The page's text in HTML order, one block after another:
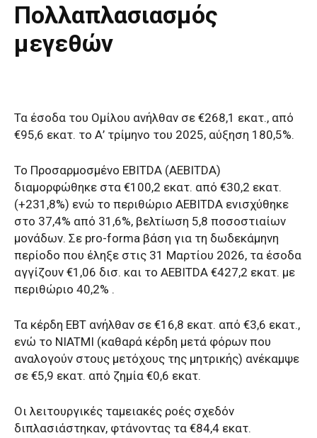
Πολλαπλασιασμός
μεγεθών
Τα έσοδα του Ομίλου ανήλθαν σε €268,1 εκατ., από
€95,6 εκατ. το Α’ τρίμηνο του 2025, αύξηση 180,5%.
Το Προσαρμοσμένο EBITDA (AEBITDA)
διαμορφώθηκε στα €100,2 εκατ. από €30,2 εκατ.
(+231,8%) ενώ το περιθώριο AEBITDA ενισχύθηκε
στο 37,4% από 31,6%, βελτίωση 5,8 ποσοστιαίων
μονάδων. Σε pro-forma βάση για τη δωδεκάμηνη
περίοδο που έληξε στις 31 Μαρτίου 2026, τα έσοδα
αγγίζουν €1,06 δισ. και το AEBITDA €427,2 εκατ. με
περιθώριο 40,2% .
Τα κέρδη EBT ανήλθαν σε €16,8 εκατ. από €3,6 εκατ.,
ενώ το NIATMI (καθαρά κέρδη μετά φόρων που
αναλογούν στους μετόχους της μητρικής) ανέκαμψε
σε €5,9 εκατ. από ζημία €0,6 εκατ.
Οι λειτουργικές ταμειακές ροές σχεδόν
διπλασιάστηκαν, φτάνοντας τα €84,4 εκατ.